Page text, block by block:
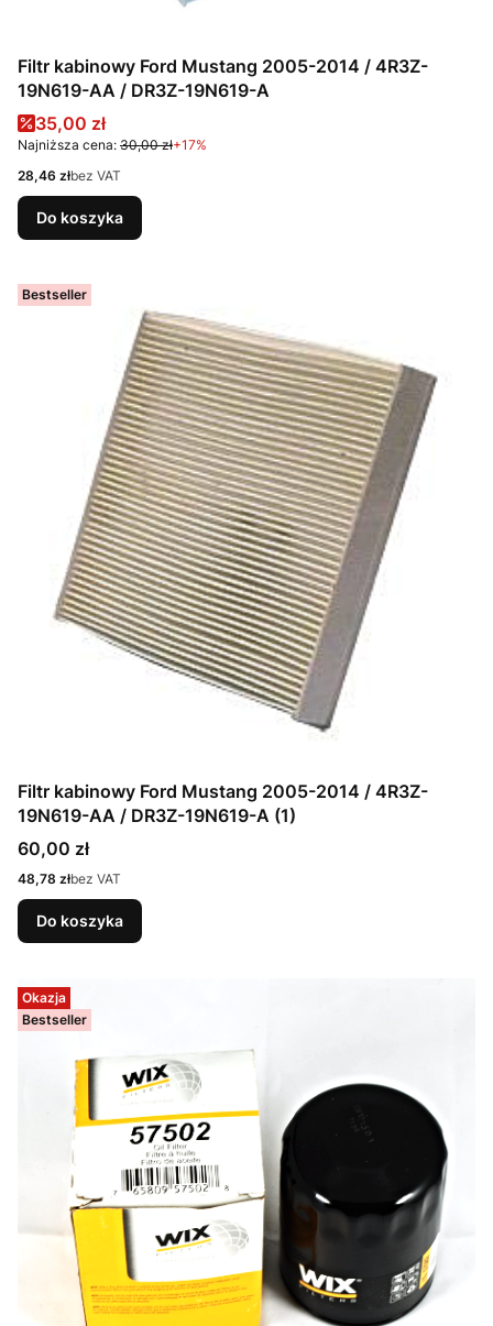
Filtr kabinowy Ford Mustang 2005-2014 / 4R3Z-
19N619-AA / DR3Z-19N619-A
Cena promocyjna
35,00 zł
Najniższa cena: 30,00 zł+17%
Cena
28,46 złbez VAT
Do koszyka
Bestseller
Filtr kabinowy Ford Mustang 2005-2014 / 4R3Z-
19N619-AA / DR3Z-19N619-A (1)
Cena
60,00 zł
Cena
48,78 złbez VAT
Do koszyka
Okazja
Bestseller